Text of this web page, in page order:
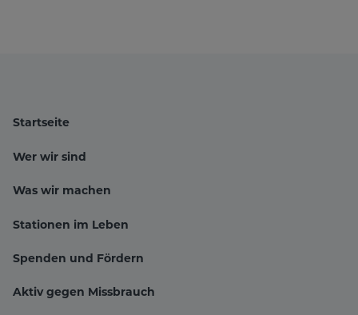
Hauptnavigation
Startseite
Wer wir sind
Was wir machen
Stationen im Leben
Spenden und Fördern
Aktiv gegen Missbrauch